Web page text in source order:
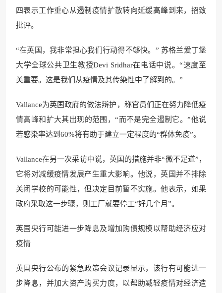
四表示工作重心从遏制疫情扩散转向延缓高峰到来，招致
批评。
“在英国，我非常担心我们行动得不够快。” 苏格兰爱丁堡
大学全球公共卫生教授Devi Sridhar在电话中说。“速度至
关重要。这是我们从疫情及其传染性中了解到的。”
Vallance为英国政府的做法辩护，称官员们正在努力降低疫
情高峰和扩大其出现的范围，“而不是完全遏制它。”他说
若感染率达到60%将有助于建立一定程度的“群体免疫”。
Vallance在另一次采访中说，英国的措施并非“微不足道”，
它将对减缓疫情发展产生重大影响。他说，英国并不排除
关闭学校的可能性，但决定目前暂不实施。他表示，如果
政府采取这一步骤，则工厂就要停工“好几个月”。
英国央行可能进一步降息及增加购债规模以帮助经济应对
疫情
英国央行公布的紧急政策会议记录显示，该行有可能进一
步降息，并加大资产购买力度，以帮助减轻疫情对经济造